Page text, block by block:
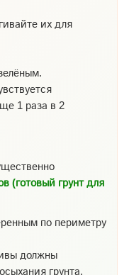
их для
1 раза в 2
(готовый грунт для
по периметру
должны
грунта.